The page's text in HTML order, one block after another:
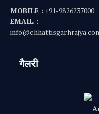
MOBILE : +91-9826237000
EMAIL :
गैलरी